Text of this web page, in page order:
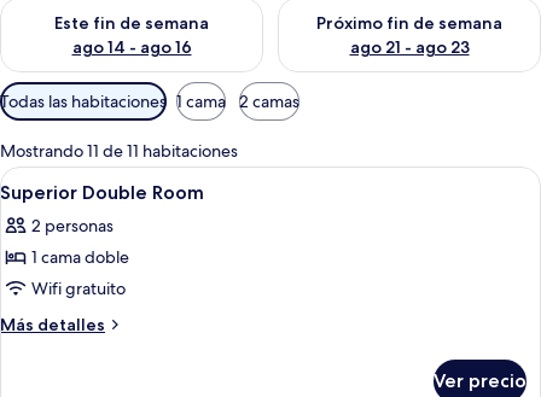
Este fin de semana
ago 14 - ago 16
Consulta la disponibilidad para este fin de semana ago 14 -
Próximo fin de semana
ago 21 - ago 23
Consulta la disponibilidad
Filtros
disponibles
para
las
habitaciones
Todas las habitaciones 1 cama 2 camas
Mostrando 11 de 11 habitaciones
Abrir
todas
las
fotos
de
Superior
Habitación de hotel con dos camas,
6
Superior Double Room
2 personas
1 cama doble
Wifi gratuito
Más detalles
Más
Ver precio